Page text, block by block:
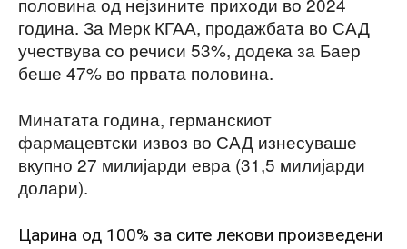
година. За Мерк КГАА, продажбата во САД
учествува со речиси 53%, додека за Баер
беше 47% во првата половина.
Минатата година, германскиот
фармацевтски извоз во САД изнесуваше
вкупно 27 милијарди евра (31,5 милијарди
долари).
Царина од 100% за сите лекови произведени